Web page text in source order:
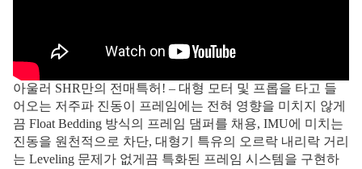
아울러 SHR만의 전매특허! – 대형 모터 및 프롭을 타고 들
어오는 저주파 진동이 프레임에는 전혀 영향을 미치지 않게
끔 Float Bedding 방식의 프레임 댐퍼를 채용, IMU에 미치는
진동을 원천적으로 차단, 대형기 특유의 오르락 내리락 거리
는 Leveling 문제가 없게끔 특화된 프레임 시스템을 구현하